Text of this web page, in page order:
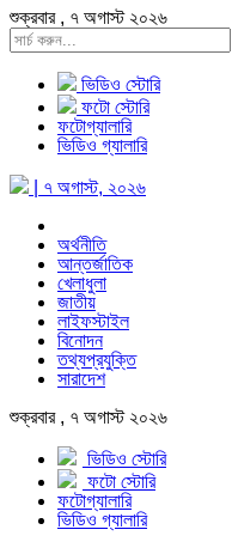
শুক্রবার , ৭ অগাস্ট ২০২৬
ভিডিও স্টোরি
ফটো স্টোরি
ফটোগ্যালারি
ভিডিও গ্যালারি
| ৭ অগাস্ট, ২০২৬
অর্থনীতি
আন্তর্জাতিক
খেলাধুলা
জাতীয়
লাইফস্টাইল
বিনোদন
তথ্যপ্রযুক্তি
সারাদেশ
শুক্রবার , ৭ অগাস্ট ২০২৬
ভিডিও স্টোরি
ফটো স্টোরি
ফটোগ্যালারি
ভিডিও গ্যালারি